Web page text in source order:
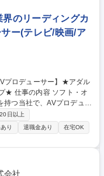
界のリーディングカ
ー(テレビ/映画/ア
・オ
持つ当社で、AVプロデュー
務をお任せします。 ■作
ャスティング ■監督、ス
ジュール管理 ※変更の範
日以上
り 退職金あり
在宅OK
会社